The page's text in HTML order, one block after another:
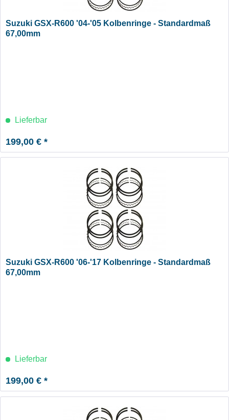
Suzuki GSX-R600 '04-'05 Kolbenringe - Standardmaß
67,00mm
Lieferbar
199,00 € *
Suzuki GSX-R600 '06-'17 Kolbenringe - Standardmaß
67,00mm
Lieferbar
199,00 € *